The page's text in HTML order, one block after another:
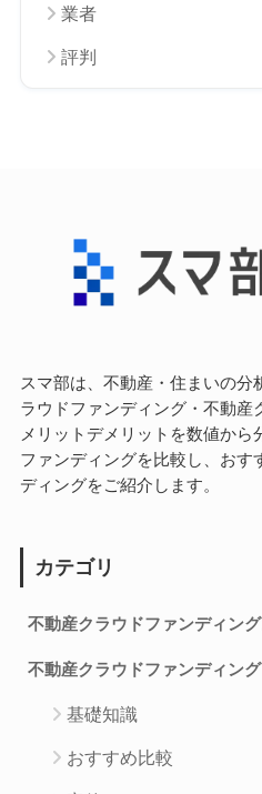
業者
評判
スマ部は、不動産・住まいの分
ラウドファンディング・不動産
メリットデメリットを数値から
ファンディングを比較し、おす
ディングをご紹介します。
カテゴリ
不動産クラウドファンディン
不動産クラウドファンディング
基礎知識
おすすめ比較